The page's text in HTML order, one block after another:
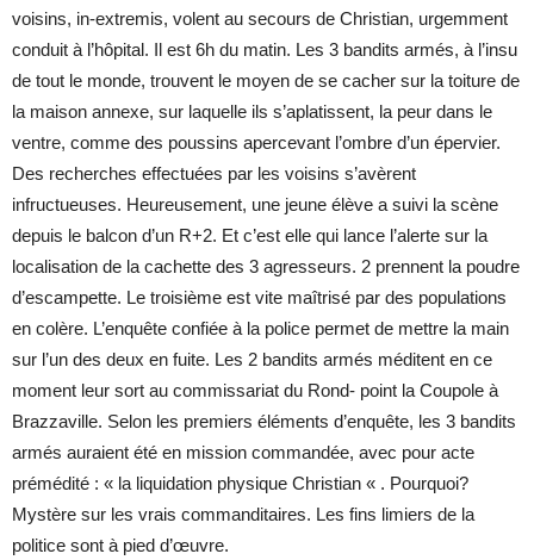
voisins, in-extremis, volent au secours de Christian, urgemment
conduit à l’hôpital. Il est 6h du matin. Les 3 bandits armés, à l’insu
de tout le monde, trouvent le moyen de se cacher sur la toiture de
la maison annexe, sur laquelle ils s’aplatissent, la peur dans le
ventre, comme des poussins apercevant l’ombre d’un épervier.
Des recherches effectuées par les voisins s’avèrent
infructueuses. Heureusement, une jeune élève a suivi la scène
depuis le balcon d’un R+2. Et c’est elle qui lance l’alerte sur la
localisation de la cachette des 3 agresseurs. 2 prennent la poudre
d’escampette. Le troisième est vite maîtrisé par des populations
en colère. L’enquête confiée à la police permet de mettre la main
sur l’un des deux en fuite. Les 2 bandits armés méditent en ce
moment leur sort au commissariat du Rond- point la Coupole à
Brazzaville. Selon les premiers éléments d’enquête, les 3 bandits
armés auraient été en mission commandée, avec pour acte
prémédité : « la liquidation physique Christian « . Pourquoi?
Mystère sur les vrais commanditaires. Les fins limiers de la
politice sont à pied d’œuvre.